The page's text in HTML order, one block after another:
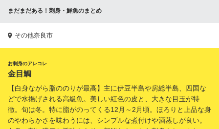
まだまだある！刺身・鮮魚のまとめ
その他奈良市
お刺身のアレコレ
金目鯛
【白身ながら脂ののりが最高】主に伊豆半島や房総半島、四国な
どで水揚げされる高級魚。美しい紅色の皮と、大きな目玉が特
徴。旬は冬。特に脂がのってくる12月～2月頃。ほろりと上品な身
のやわらかさを味わうには、シンプルな煮付けや酒蒸しが良い。